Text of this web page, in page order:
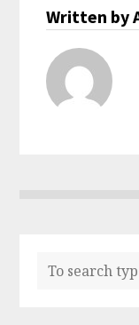
Written by